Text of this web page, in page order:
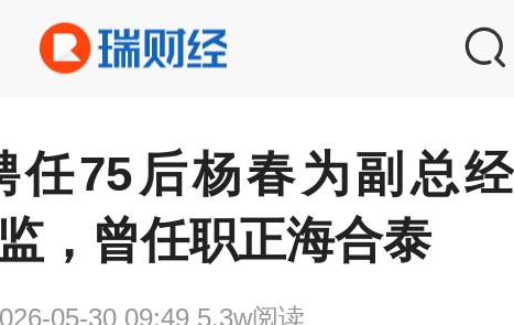
任75后杨春为副总经
，曾任职正海合泰
05-30 09:49 5.3w阅读